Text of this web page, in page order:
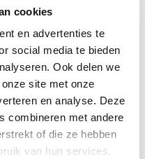
cookies
en advertenties te
social media te bieden
Ook delen we
site met onze
en analyse. Deze
combineren met andere
of die ze hebben
van hun services.